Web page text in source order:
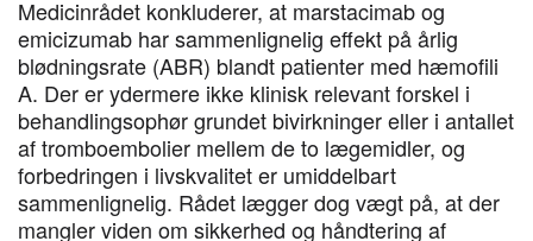
Medicinrådet konkluderer, at marstacimab og
emicizumab har sammenlignelig effekt på årlig
blødningsrate (ABR) blandt patienter med hæmofili
A. Der er ydermere ikke klinisk relevant forskel i
behandlingsophør grundet bivirkninger eller i antallet
af tromboembolier mellem de to lægemidler, og
forbedringen i livskvalitet er umiddelbart
sammenlignelig. Rådet lægger dog vægt på, at der
mangler viden om sikkerhed og håndtering af